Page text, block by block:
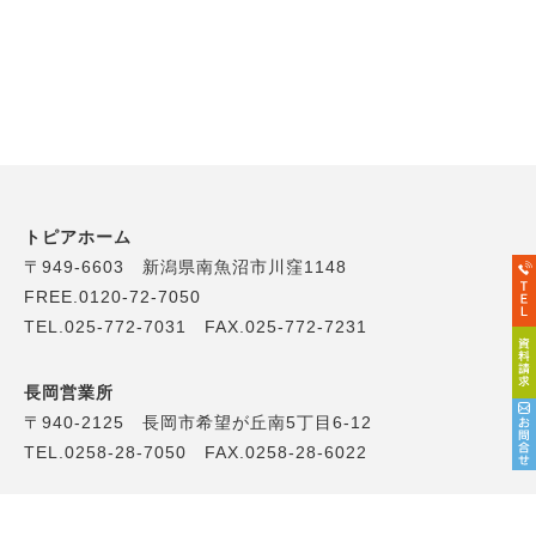
トピアホーム
〒949-6603 新潟県南魚沼市川窪1148
FREE.0120-72-7050
TEL.025-772-7031 FAX.025-772-7231
長岡営業所
〒940-2125 長岡市希望が丘南5丁目6-12
TEL.0258-28-7050 FAX.0258-28-6022